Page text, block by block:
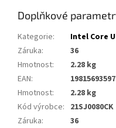
Doplňkové
Kategorie:
Intel Core
Záruka:
36
Hmotnost:
2.28 kg
EAN:
Hmotnost:
2.28 kg
Kód výrobce: 21SJ0080CK
Záruka: 36